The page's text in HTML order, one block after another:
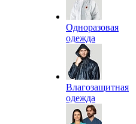
Одноразовая
одежда
Влагозащитная
одежда